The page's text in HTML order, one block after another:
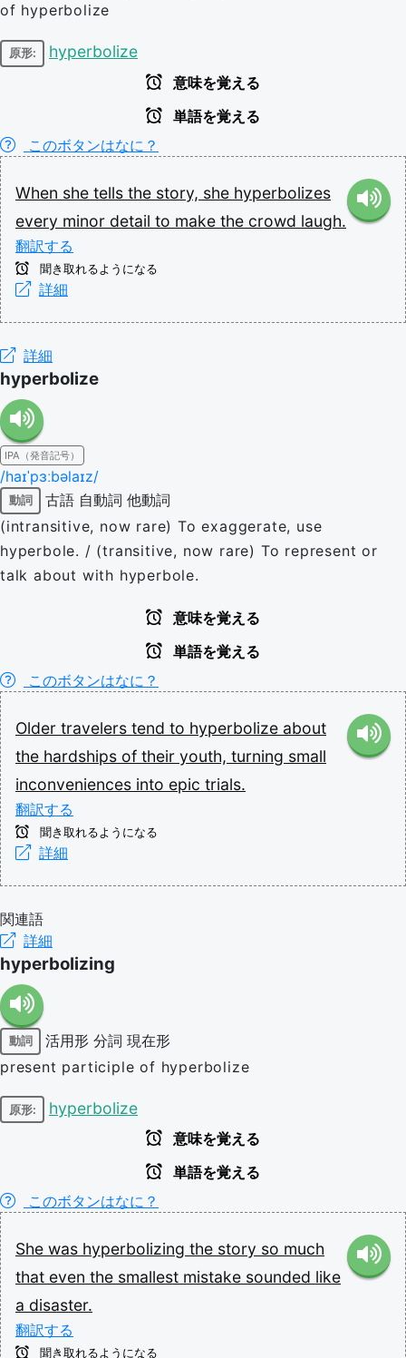
of hyperbolize
原形: hyperbolize
意味を覚える
単語を覚える
このボタンはなに？
When she tells the story, she hyperbolizes
every minor detail to make the crowd laugh.
翻訳する
聞き取れるようになる
詳細
詳細
hyperbolize
IPA（発音記号）
/haɪˈpɜːbəlaɪz/
動詞 古語 自動詞 他動詞
(intransitive, now rare) To exaggerate, use
hyperbole. / (transitive, now rare) To represent or
talk about with hyperbole.
意味を覚える
単語を覚える
このボタンはなに？
Older travelers tend to hyperbolize about
the hardships of their youth, turning small
inconveniences into epic trials.
翻訳する
聞き取れるようになる
詳細
関連語
詳細
hyperbolizing
動詞 活用形 分詞 現在形
present participle of hyperbolize
原形: hyperbolize
意味を覚える
単語を覚える
このボタンはなに？
She was hyperbolizing the story so much
that even the smallest mistake sounded like
a disaster.
翻訳する
聞き取れるようになる